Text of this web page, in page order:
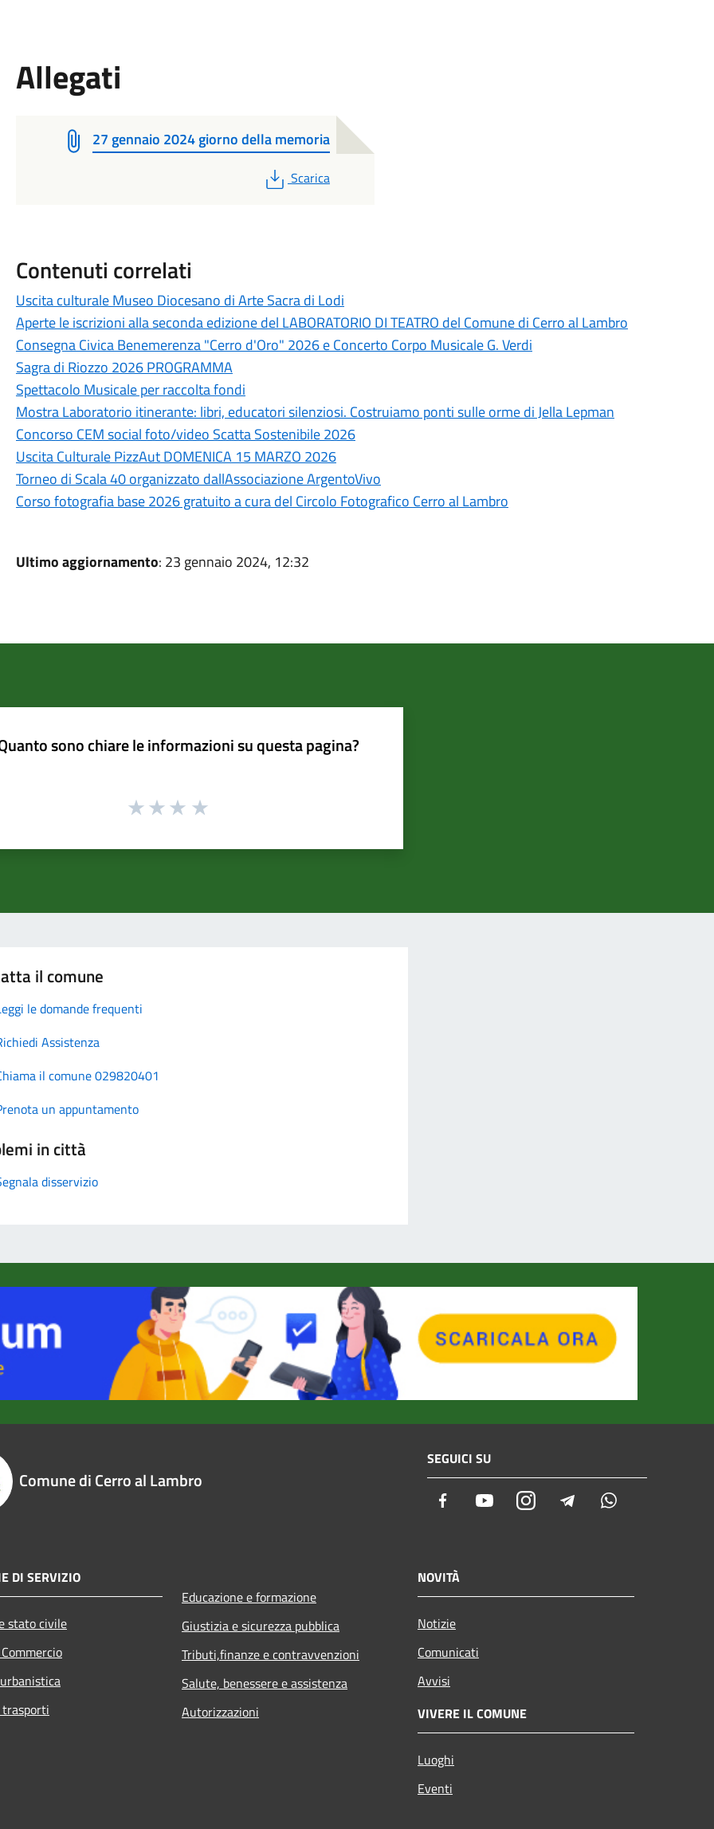
Allegati
27 gennaio 2024 giorno della memoria
PDF
Scarica
Contenuti correlati
Uscita culturale Museo Diocesano di Arte Sacra di Lodi
Aperte le iscrizioni alla seconda edizione del LABORATORIO DI TEATRO del Comune di Cerro al Lambro
Consegna Civica Benemerenza "Cerro d'Oro" 2026 e Concerto Corpo Musicale G. Verdi
Sagra di Riozzo 2026 PROGRAMMA
Spettacolo Musicale per raccolta fondi
Mostra Laboratorio itinerante: libri, educatori silenziosi. Costruiamo ponti sulle orme di Jella Lepman
Concorso CEM social foto/video Scatta Sostenibile 2026
Uscita Culturale PizzAut DOMENICA 15 MARZO 2026
Torneo di Scala 40 organizzato dallAssociazione ArgentoVivo
Corso fotografia base 2026 gratuito a cura del Circolo Fotografico Cerro al Lambro
Ultimo aggiornamento: 23 gennaio 2024, 12:32
sono chiare le informazioni su questa pagina?
il comune
le domande frequenti
Assistenza
il comune 029820401
un appuntamento
in città
disservizio
Comune di Cerro al Lambro
SEGUICI SU
Facebook YoutubeInstagramTelegram
DI SERVIZIO
stato civile
Educazione e formazione
Giustizia e sicurezza pubblica
Tributi,finanze e contravvenzioni
Salute, benessere e assistenza
Autorizzazioni
NOVITÀ
Notizie
Comunicati
Avvisi
VIVERE IL COMUNE
Luoghi
Eventi